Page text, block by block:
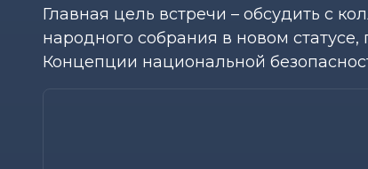
Главная цель встречи – обсудить с
народного собрания в новом
Концепции национальной